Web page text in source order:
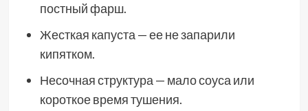
постный фарш.
Жесткая капуста — ее не запарили
кипятком.
Несочная структура — мало соуса или
короткое время тушения.